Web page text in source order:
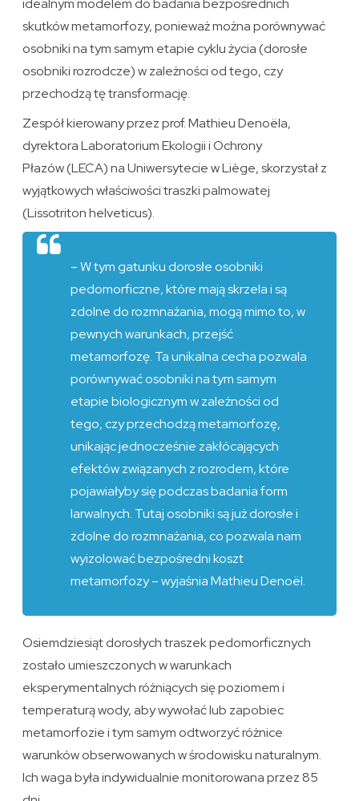
idealnym modelem do badania bezpośrednich
skutków metamorfozy, ponieważ można porównywać
osobniki na tym samym etapie cyklu życia (dorosłe
osobniki rozrodcze) w zależności od tego, czy
przechodzą tę transformację.
Zespół kierowany przez prof. Mathieu Denoëla,
dyrektora Laboratorium Ekologii i Ochrony
Płazów (LECA) na Uniwersytecie w Liège, skorzystał z
wyjątkowych właściwości traszki palmowatej
(Lissotriton helveticus).
– W tym gatunku dorosłe osobniki
pedomorficzne, które mają skrzela i są
zdolne do rozmnażania, mogą mimo to, w
pewnych warunkach, przejść
metamorfozę. Ta unikalna cecha pozwala
porównywać osobniki na tym samym
etapie biologicznym w zależności od
tego, czy przechodzą metamorfozę,
unikając jednocześnie zakłócających
efektów związanych z rozrodem, które
pojawiałyby się podczas badania form
larwalnych. Tutaj osobniki są już dorosłe i
zdolne do rozmnażania, co pozwala nam
wyizolować bezpośredni koszt
metamorfozy – wyjaśnia Mathieu Denoël.
Osiemdziesiąt dorosłych traszek pedomorficznych
zostało umieszczonych w warunkach
eksperymentalnych różniących się poziomem i
temperaturą wody, aby wywołać lub zapobiec
metamorfozie i tym samym odtworzyć różnice
warunków obserwowanych w środowisku naturalnym.
Ich waga była indywidualnie monitorowana przez 85